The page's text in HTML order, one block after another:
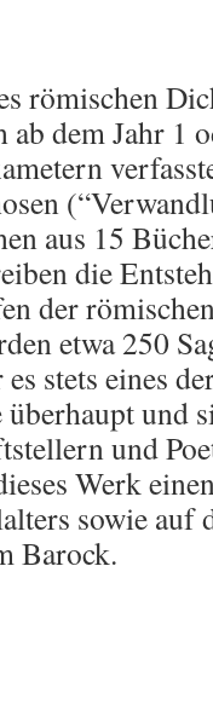
römischen
dem Jahr 1
aus 15
die
der
etwa 250
stets eines
und
und
Werk
sowie auf
Barock.